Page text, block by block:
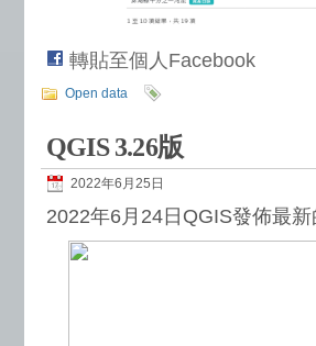
轉貼至個人Facebook
Open data
QGIS 3.26版
2022年6月25日
2022年6月24日QGIS發佈最